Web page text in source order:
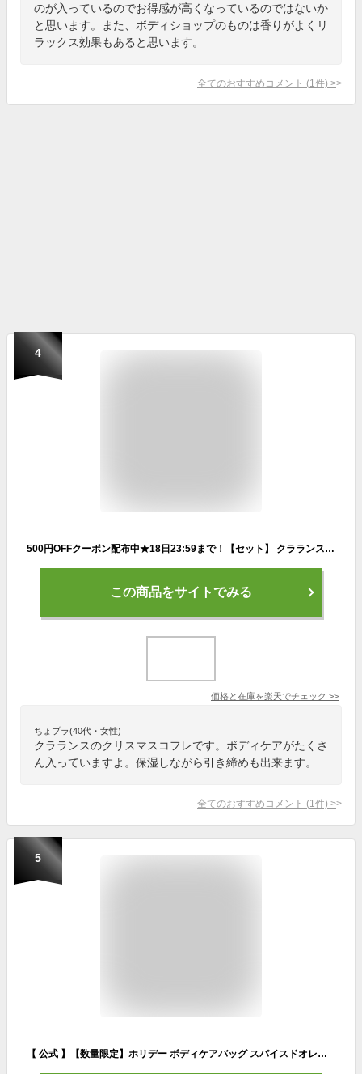
のが入っているのでお得感が高くなっているのではないか
と思います。また、ボディショップのものは香りがよくリ
ラックス効果もあると思います。
全てのおすすめコメント (1 件) >
4
500円OFFクーポン配布中★18日23:59まで！【セット】 クラランス CLARINS ベストセラー ボディケア セット (ボディフィット + レビュストフェルムテ + ボディオイルアンティオー) クリスマス クリスマスコフレ
この商品をサイトでみる
価格と在庫を楽天でチェック >>
ちょプラ(40代・女性)
クラランスのクリスマスコフレです。ボディケアがたくさ
ん入っていますよ。保湿しながら引き締めも出来ます。
全てのおすすめコメント (1 件) >
5
【 公式 】【数量限定】ホリデー ボディケアバッグ スパイスドオレンジ ザボディショップ THE BODY SHOP ボディショップ クリスマス ホリデー プレゼント ギフト いい香り いい匂い 人気 ボディケア 女性 クリスマスコフレ ボディクリーム xmas